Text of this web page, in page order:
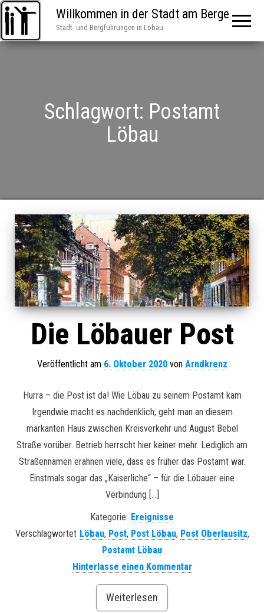
Willkommen in der Stadt am Berge
Stadt- und Bergführungen in Löbau
Schlagwort: Postamt
Löbau
Die Löbauer Post
Veröffentlicht am 6. Oktober 2020von Arndkrenz
Hurra – die Post ist da! Wie Löbau zu seinem Postamt kam
Irgendwie macht es nachdenklich, geht man an diesem
markanten Haus zwischen Kreisverkehr und August Bebel
Straße vorüber. Betrieb herrscht hier keiner mehr. Lediglich am
Straßennamen erahnen viele, dass es früher das Postamt war.
Einstmals sogar das „Kaiserliche“ – für die Löbauer eine
Verbindung […]
Kategorie: Ereignisse
Verschlagwortet Löbau, Post, Post Löbau, Post Oberlausitz,
Postamt Löbau
Hinterlasse einen Kommentar
Weiterlesen